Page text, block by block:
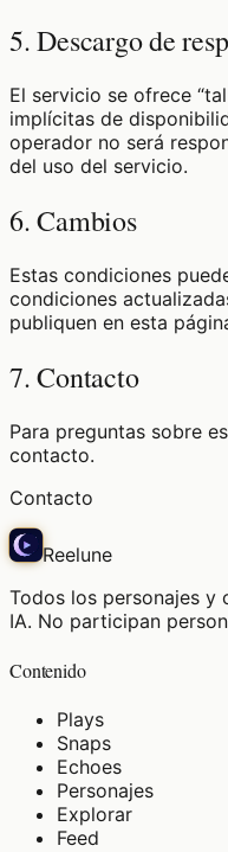
5. Descargo de
El servicio se ofrece
implícitas de
operador no será
del uso del servicio.
6. Cambios
Estas condiciones
condiciones
publiquen en esta
7. Contacto
Para preguntas sobre
contacto.
Contacto
Reelune
Todos los personajes y
IA. No participan
Contenido
Plays
Snaps
Echoes
Personajes
Explorar
Feed